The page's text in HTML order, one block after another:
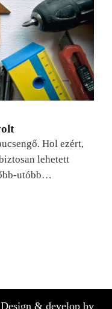
Hol ezért,
lehetett
utóbb…
Design & develop by